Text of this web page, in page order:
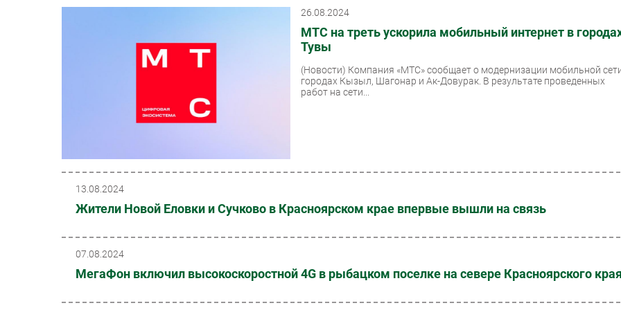
26.08.2024
МТС на треть ускорила мобильный интернет в
Тувы
(Новости) Компания «МТС» сообщает о модернизации мобильной
городах Кызыл, Шагонар и Ак-Довурак. В результате проведенных
работ на сети...
13.08.2024
Жители Новой Еловки и Сучково в Красноярском крае впервые вышли на связь
07.08.2024
МегаФон включил высокоскоростной 4G в рыбацком поселке на севере Красноярского края